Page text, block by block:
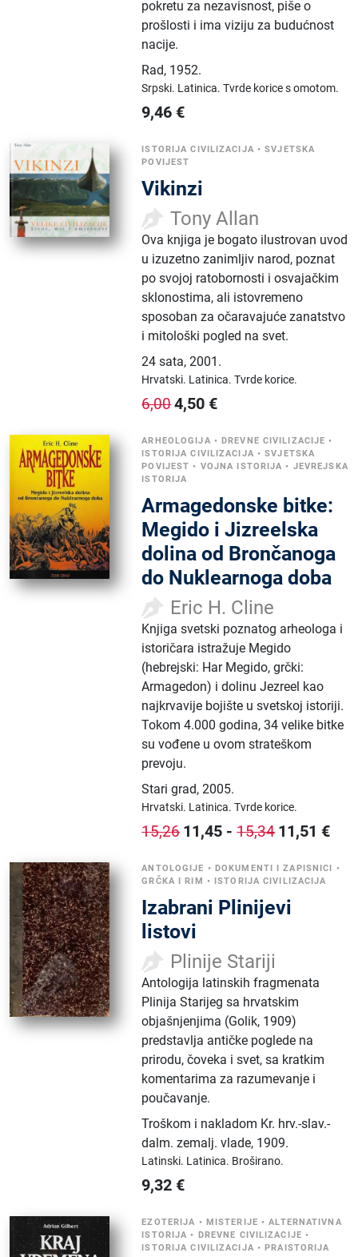
pokretu za nezavisnost, piše o
prošlosti i ima viziju za budućnost
nacije.
Rad, 1952.
Srpski. Latinica.Tvrde korice s omotom.
9,46 €
ISTORIJA CIVILIZACIJA •SVJETSKA
POVIJEST
Vikinzi
Tony Allan
Ova knjiga je bogato ilustrovan uvod
u izuzetno zanimljiv narod, poznat
po svojoj ratobornosti i osvajačkim
sklonostima, ali istovremeno
sposoban za očaravajuće zanatstvo
i mitološki pogled na svet.
24 sata,2001.
Hrvatski. Latinica.Tvrde korice.
6,004,50 €
ARHEOLOGIJA •DREVNE CIVILIZACIJE •
ISTORIJA CIVILIZACIJA •SVJETSKA
POVIJEST • VOJNA ISTORIJA • JEVREJSKA
ISTORIJA
Armagedonske bitke:
Megido i Jizreelska
dolina od Brončanoga
do Nuklearnoga doba
Eric H. Cline
Knjiga svetski poznatog arheologa i
istoričara istražuje Megido
(hebrejski: Har Megido, grčki:
Armagedon) i dolinu Jezreel kao
najkrvavije bojište u svetskoj istoriji.
Tokom 4.000 godina, 34 velike bitke
su vođene u ovom strateškom
prevoju.
Stari grad,2005.
Hrvatski. Latinica.Tvrde korice.
15,26 11,45 -15,34 11,51 €
ANTOLOGIJE • DOKUMENTI I ZAPISNICI •
GRČKA I RIM • ISTORIJA CIVILIZACIJA
Izabrani Plinijevi
listovi
Plinije Stariji
Antologija latinskih fragmenata
Plinija Starijeg sa hrvatskim
objašnjenjima (Golik, 1909)
predstavlja antičke poglede na
prirodu, čoveka i svet, sa kratkim
komentarima za razumevanje i
poučavanje.
Troškom i nakladom Kr. hrv.-slav.-
dalm. zemalj. vlade, 1909.
Latinski. Latinica. Broširano.
9,32 €
EZOTERIJA • MISTERIJE •ALTERNATIVNA
ISTORIJA • DREVNE CIVILIZACIJE •
ISTORIJA CIVILIZACIJA •PRAISTORIJA